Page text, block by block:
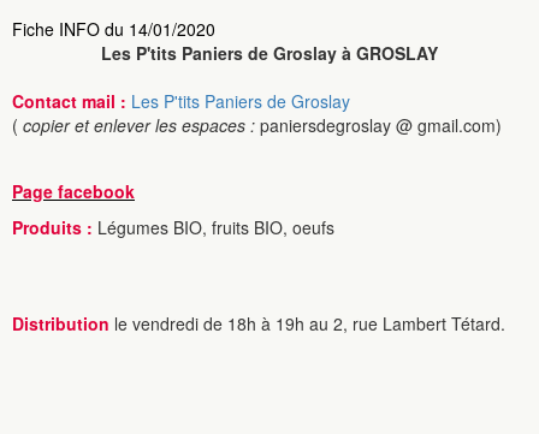
Fiche INFO du 14/01/2020
Les P'tits Paniers de Groslay à GROSLAY
Contact mail : Les P'tits Paniers de Groslay
( copier et enlever les espaces : paniersdegroslay @ gmail.com)
Page facebook
Produits : Légumes BIO, fruits BIO, oeufs
Distribution le vendredi de 18h à 19h au 2, rue Lambert Tétard.